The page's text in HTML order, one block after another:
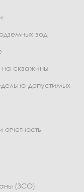
вод
на скважины
допустимых
(ЗСО)